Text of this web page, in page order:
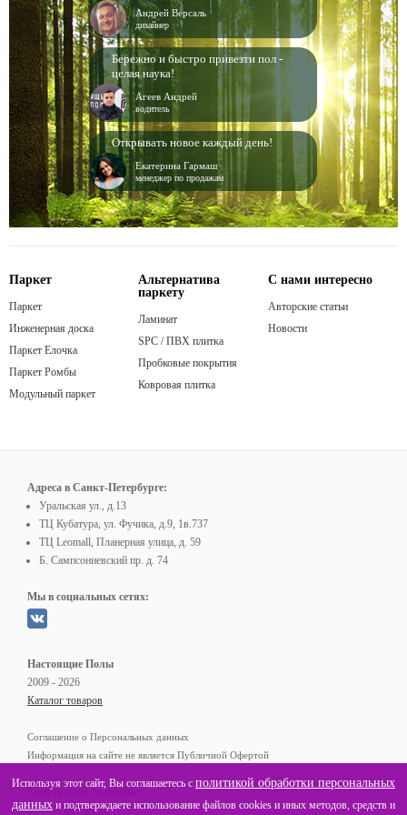
Андрей Версаль
дизайнер
Бережно и быстро привезти пол -
целая наука!
Агеев Андрей
водитель
Открывать новое каждый день!
Екатерина Гармаш
менеджер по продажам
Паркет
Паркет
Инженерная доска
Паркет Елочка
Паркет Ромбы
Модульный паркет
Альтернатива
паркету
Ламинат
SPC / ПВХ плитка
Пробковые покрытия
Ковровая плитка
С нами интересно
Авторские статьи
Новости
Адреса в Санкт-Петербурге:
Уральская ул., д.13
ТЦ Кубатура, ул. Фучика, д.9, 1в.737
ТЦ Leomall, Планерная улица, д. 59
Б. Сампсониевский пр. д. 74
Мы в социальных сетях:
Настоящие Полы
2009 - 2026
Каталог товаров
Соглашение о Персональных данных
Информация на сайте не является Публичной Офертой
Контактные телефоны:
(812)
Используя этот сайт, Вы соглашаетесь с политикой обработки персональных
данных и подтверждаете использование файлов cookies и иных методов, средств и